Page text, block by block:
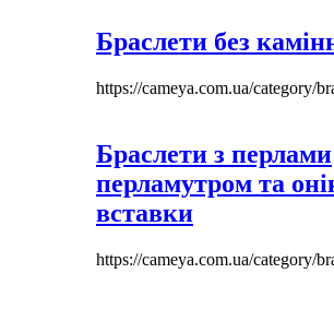
Браслети без
https://cameya.com.ua/category/
Браслети з перлами
перламутром та
вставки
https://cameya.com.ua/category/